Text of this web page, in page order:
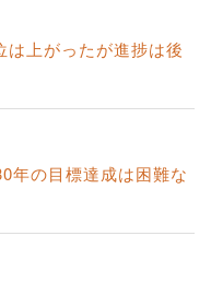
上がったが進捗は後
の目標達成は困難な